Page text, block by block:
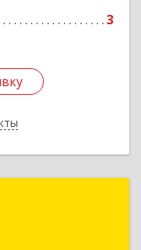
3
Подробнее
Калач-на-Дону г,